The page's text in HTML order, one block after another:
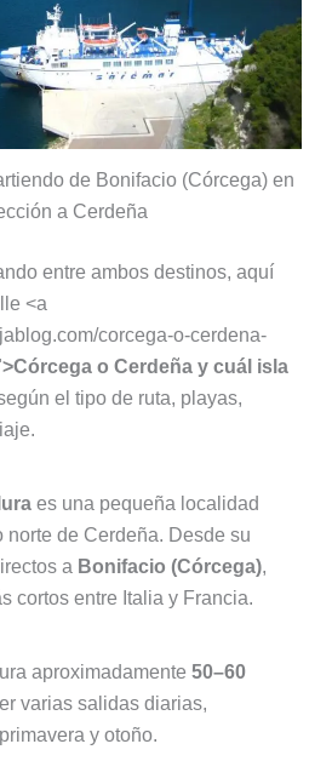
de Bonifacio (Córcega) en
a Cerdeña
entre ambos destinos, aquí
<a
corcega-o-cerdena-
>Córcega o Cerdeña y cuál isla
el tipo de ruta, playas,
es una pequeña localidad
norte de Cerdeña. Desde su
a Bonifacio (Córcega),
cortos entre Italia y Francia.
aproximadamente 50–60
varias salidas diarias,
y otoño.